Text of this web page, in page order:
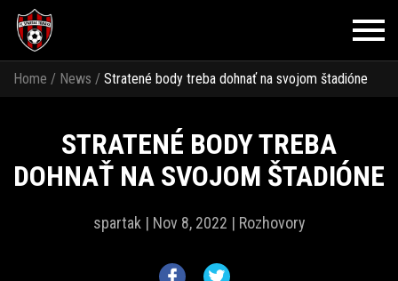
Home / News / Stratené body treba dohnať na svojom štadióne
STRATENÉ BODY TREBA
DOHNAŤ NA SVOJOM ŠTADIÓNE
spartak | Nov 8, 2022 | Rozhovory